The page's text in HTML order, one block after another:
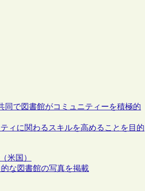
同で図書館がコミュニティーを積極的
ィに関わるスキルを高めることを目的
米国）
な図書館の写真を掲載